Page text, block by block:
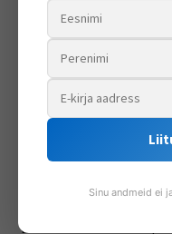
sinerõikast saadavat
Pärast seda, kui 19.
keemilised värvained,
mitmesugustest
ühevärvilisi kui ka
sellesarnaseid mütse
Kasutamine
Esimeses maailmasõjas
Sinu andmeid ei